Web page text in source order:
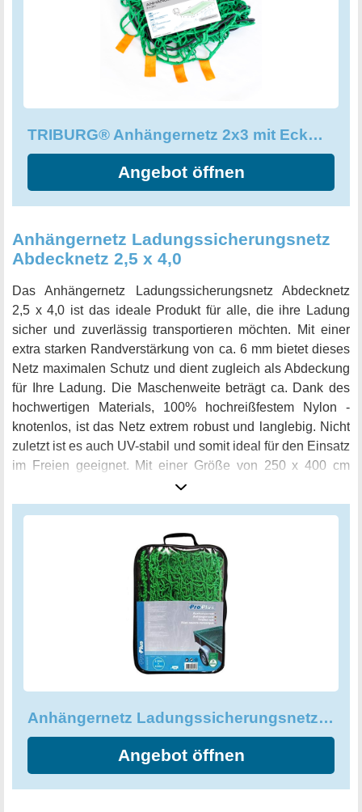
TRIBURG Original Qualität und sichern Sie Ihre Ladung
mit diesem robusten Anhängernetz!
TRIBURG® Anhängernetz 2x3 mit Eckmarkierungen - Hängernetz mit Spanngummi
Angebot öffnen
Anhängernetz Ladungssicherungsnetz
Abdecknetz 2,5 x 4,0
Das Anhängernetz Ladungssicherungsnetz Abdecknetz
2,5 x 4,0 ist das ideale Produkt für alle, die ihre Ladung
sicher und zuverlässig transportieren möchten. Mit einer
extra starken Randverstärkung von ca. 6 mm bietet dieses
Netz maximalen Schutz und dient zugleich als Abdeckung
für Ihre Ladung. Die Maschenweite beträgt ca. Dank des
hochwertigen Materials, 100% hochreißfestem Nylon -
knotenlos, ist das Netz extrem robust und langlebig. Nicht
zuletzt ist es auch UV-stabil und somit ideal für den Einsatz
im Freien geeignet. Mit einer Größe von 250 x 400 cm
eignet sich das Abdecknetz perfekt für den Einsatz auf
Anhängern, aber auch für andere Verwendungszwecke
Vertrauen Sie auf die Qualität dieses Produkts und sichern
Sie Ihre Ladung ab - mit dem Anhängernetz
Ladungssicherungsnetz Abdecknetz 2,5 x 4,0.
Anhängernetz Ladungssicherungsnetz Abdecknetz 2,5 x 4,0
Angebot öffnen